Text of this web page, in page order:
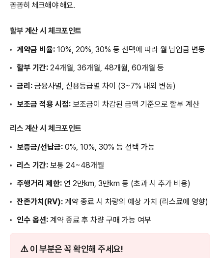
꼼꼼히 체크해야 해요.
할부 계산 시 체크포인트
계약금 비율: 10%, 20%, 30% 등 선택에 따라 월 납입금 변동
할부 기간: 24개월, 36개월, 48개월, 60개월 등
금리: 금융사별, 신용등급별 차이 (3~7% 내외 변동)
보조금 적용 시점: 보조금이 차감된 금액 기준으로 할부 계산
리스 계산 시 체크포인트
보증금/선납금: 0%, 10%, 30% 등 선택 가능
리스 기간: 보통 24~48개월
주행거리 제한: 연 2만km, 3만km 등 (초과 시 추가 비용)
잔존가치(RV): 계약 종료 시 차량의 예상 가치 (리스료에 영향)
인수 옵션: 계약 종료 후 차량 구매 가능 여부
⚠️ 이 부분은 꼭 확인해 주세요!